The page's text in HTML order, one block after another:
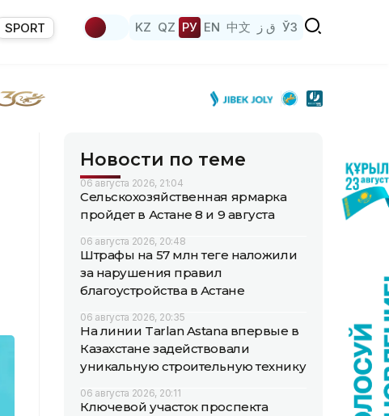
SPORT KZ QZ РУ EN 中文 ق ز ЎЗ
Новости по теме
06 августа 2026, 21:04
Сельскохозяйственная ярмарка
пройдет в Астане 8 и 9 августа
06 августа 2026, 20:48
Штрафы на 57 млн теңге наложили
за нарушения правил
благоустройства в Астане
06 августа 2026, 20:35
На линии Tarlan Astana впервые в
Казахстане задействовали
уникальную строительную технику
06 августа 2026, 20:11
Ключевой участок проспекта